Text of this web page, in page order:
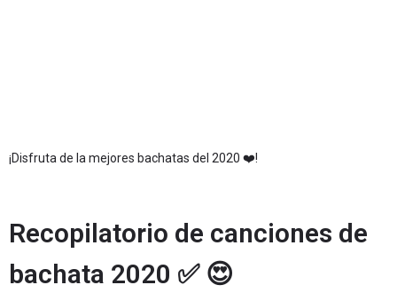
¡Disfruta de la mejores bachatas del 2020 ❤️!
Recopilatorio de canciones de
bachata 2020 ✅ 😍